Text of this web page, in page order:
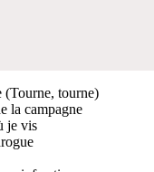
(Tourne, tourne)
la campagne
je vis